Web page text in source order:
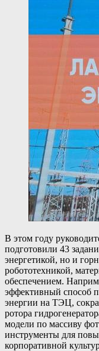
В этом году
подготовили 43
энергетикой, но и
робототехникой,
обеспечением.
эффективный способ
энергии на ТЭЦ,
ротора
модели по массиву
инструменты для
корпоративной